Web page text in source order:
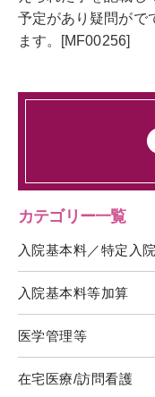
予定があり疑問がで
ます。[MF00256]
カテゴリー一覧
入院基本料／特定入
入院基本料等加算
医学管理等
在宅医療/訪問看護